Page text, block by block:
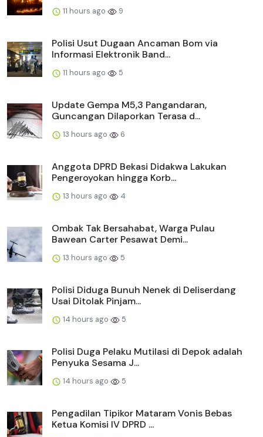
11 hours ago 9
Polisi Usut Dugaan Ancaman Bom via
Informasi Elektronik Band...
11 hours ago 5
Update Gempa M5,3 Pangandaran,
Guncangan Dilaporkan Terasa d...
13 hours ago 6
Anggota DPRD Bekasi Didakwa Lakukan
Pengeroyokan hingga Korb...
13 hours ago 4
Ombak Tak Bersahabat, Warga Pulau
Bawean Carter Pesawat Demi...
13 hours ago 5
Polisi Diduga Bunuh Nenek di Deliserdang
Usai Ditolak Pinjam...
14 hours ago 5
Polisi Duga Pelaku Mutilasi di Depok adalah
Penyuka Sesama J...
14 hours ago 5
Pengadilan Tipikor Mataram Vonis Bebas
Ketua Komisi IV DPRD ...